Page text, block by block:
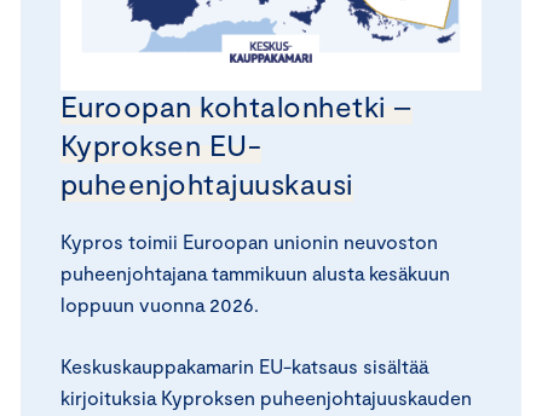
Euroopan kohtalonhetki –
Kyproksen EU-
puheenjohtajuuskausi
Kypros toimii Euroopan unionin neuvoston
puheenjohtajana tammikuun alusta kesäkuun
loppuun vuonna 2026.
Keskuskauppakamarin EU-katsaus sisältää
kirjoituksia Kyproksen puheenjohtajuuskauden